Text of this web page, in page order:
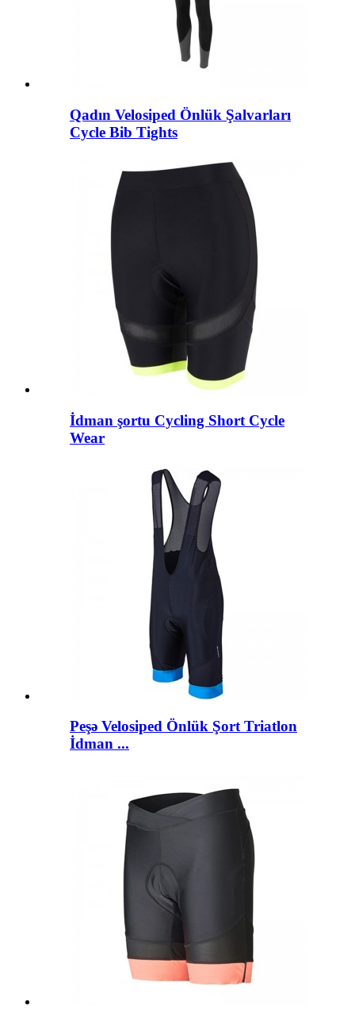
Qadın Velosiped Önlük Şalvarları
Cycle Bib Tights
İdman şortu Cycling Short Cycle
Wear
Peşə Velosiped Önlük Şort Triatlon
İdman ...